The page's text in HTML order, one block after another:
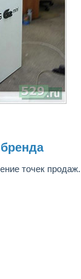
точек продаж.